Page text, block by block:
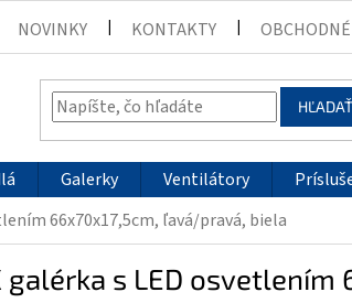
NOVINKY KONTAKTY
HĽADAŤ
Galerky Ventilátory
66x70x17,5cm, ľavá/pravá, biela
galérka s LED